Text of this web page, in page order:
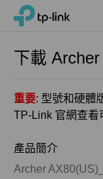
Click
navigation
TP-Link, Reliably
下載
重要: 型號和硬體
TP-Link 官網查看
產品簡介
Archer